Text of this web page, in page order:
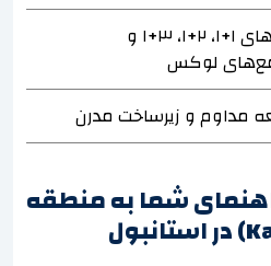
واحدهای ۱+۱، ۲+۱، ۳+۱ و
لوکس
مداوم و زیرساخت مدرن
شما به منطقه